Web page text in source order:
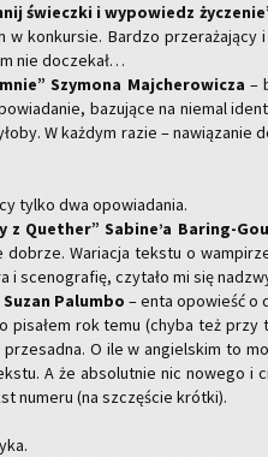
świecz­ki i wy­po­wiedz
w kon­kur­sie. Bar­dzo
nie do­cze­kał…
Szy­mo­na Maj­che­ro­wi­cza –
ba­zu­ją­ce na nie­mal
W każ­dym razie –
tylko dwa opo­wia­da­nia.
z Qu­ether” Sa­bi­ne’a Ba­ring-
do­brze. Wa­ria­cja tek­stu o
i sce­no­gra­fię, czy­ta­ło mi się
Suzan Pa­lum­bo – enta opo­wieść o
pi­sa­łem rok temu (chyba też
prze­sad­na. O ile w an­giel­skim to
A że ab­so­lut­nie nic no­we­go i
nu­me­ru (na szczę­ście krót­ki).